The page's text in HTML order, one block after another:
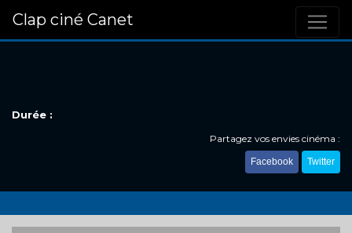
Clap ciné Canet
Durée :
Partagez vos envies cinéma :
Facebook Twitter